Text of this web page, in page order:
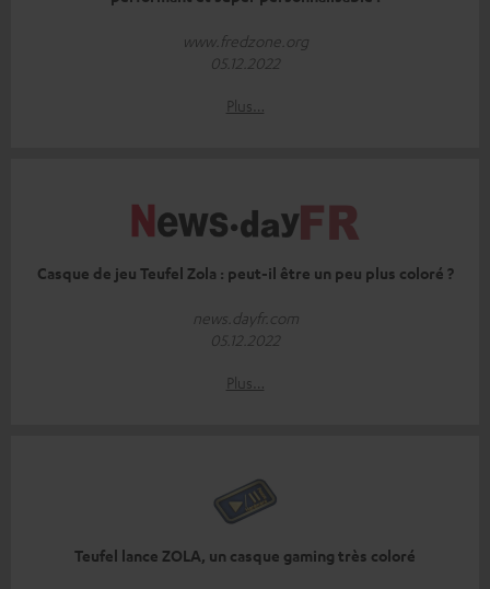
www.fredzone.org
05.12.2022
Plus…
Casque de jeu Teufel Zola : peut-il être un peu plus coloré ?
news.dayfr.com
05.12.2022
Plus…
Teufel lance ZOLA, un casque gaming très coloré